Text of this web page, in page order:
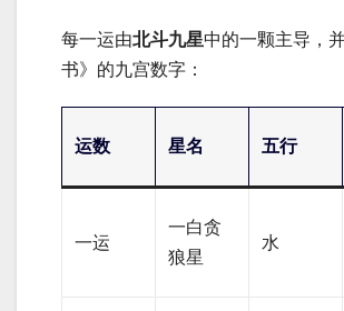
每一运由北斗九星中的一颗主导，
书》的九宫数字：
运数 星名 五行
一运
一白贪
狼星
水